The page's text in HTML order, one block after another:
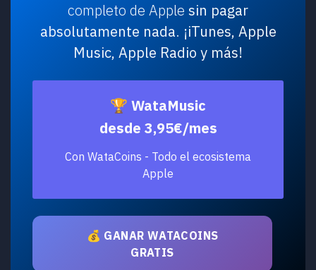
completo de Apple sin pagar
absolutamente nada. ¡iTunes, Apple
Music, Apple Radio y más!
🏆 WataMusic
desde 3,95€/mes
Con WataCoins - Todo el ecosistema
Apple
💰 GANAR WATACOINS
GRATIS